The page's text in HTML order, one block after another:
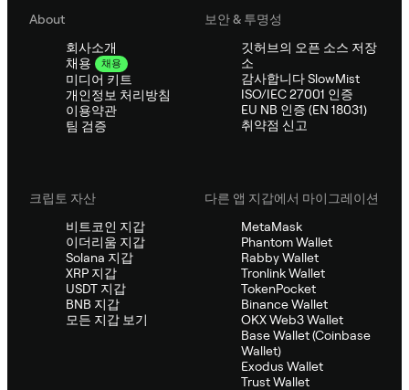
About
회사소개
채용
채용
미디어 키트
개인정보 처리방침
이용약관
팀 검증
보안 & 투명성
깃허브의 오픈 소스 저장
소
감사합니다 SlowMist
ISO/IEC 27001 인증
EU NB 인증 (EN 18031)
취약점 신고
크립토 자산
비트코인 지갑
이더리움 지갑
Solana 지갑
XRP 지갑
USDT 지갑
BNB 지갑
모든 지갑 보기
다른 앱 지갑에서 마이그레이션
MetaMask
Phantom Wallet
Rabby Wallet
Tronlink Wallet
TokenPocket
Binance Wallet
OKX Web3 Wallet
Base Wallet (Coinbase
Wallet)
Exodus Wallet
Trust Wallet